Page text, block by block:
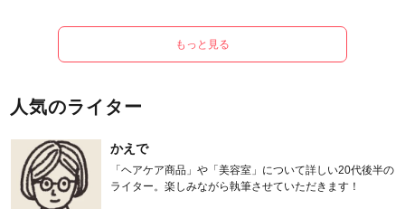
もっと見る
人気のライター
かえで
「ヘアケア商品」や「美容室」について詳しい20代後半の
ライター。楽しみながら執筆させていただきます！